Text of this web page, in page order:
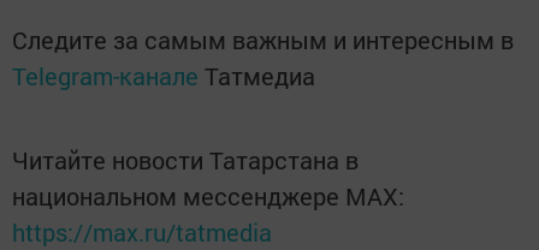
Следите за самым важным и интересным в
Telegram-канале Татмедиа
Читайте новости Татарстана в
национальном мессенджере MАХ:
https://max.ru/tatmedia